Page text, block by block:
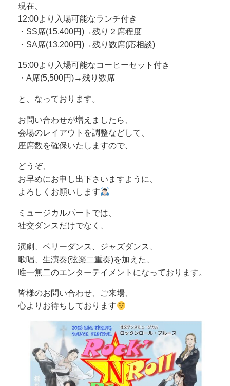
現在、
12:00より入場可能なランチ付き
・SS席(15,400円)→残り２席程度
・SA席(13,200円)→残り数席(応相談)
15:00より入場可能なコーヒーセット付き
・A席(5,500円)→残り数席
と、なっております。
お問い合わせが増えましたら、
会場のレイアウトを調整などして、
座席数を確保いたしますので、
どうぞ、
お早めにお申し出下さいますように、
よろしくお願いします
ミュージカルパートでは、
社交ダンスだけでなく、
演劇、ベリーダンス、ジャズダンス、
歌唱、生演奏(弦楽二重奏)を加えた、
唯一無二のエンターテイメントになっております。
皆様のお問い合わせ、ご来場、
心よりお待ちしております